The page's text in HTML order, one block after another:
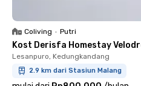
Coliving • Putri
Kost Derisfa Homestay
Lesanpuro, Kedungkandang
2.9 km dari Stasiun Malang